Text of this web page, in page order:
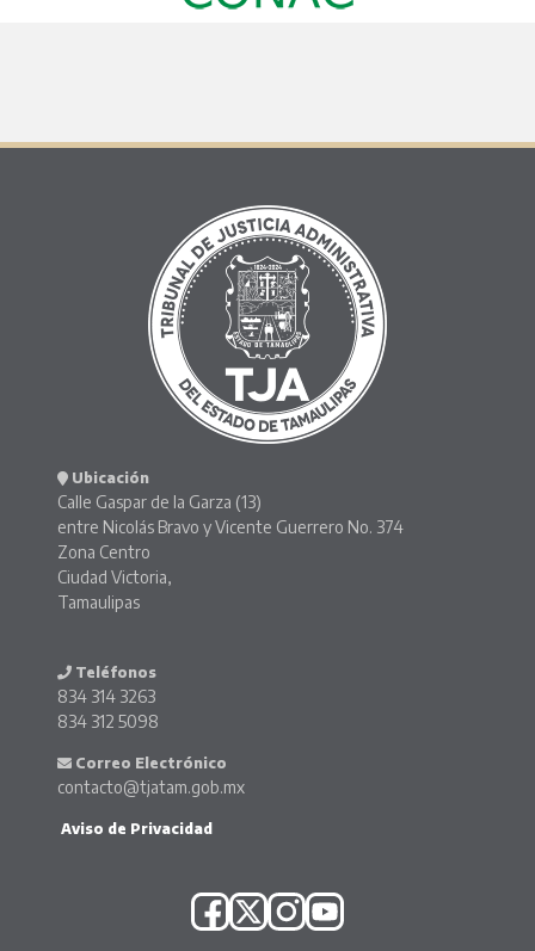
Ubicación
Calle Gaspar de la Garza (13)
entre Nicolás Bravo y Vicente Guerrero No. 374
Zona Centro
Ciudad Victoria,
Tamaulipas
Teléfonos
834 314 3263
834 312 5098
Correo Electrónico
contacto@tjatam.gob.mx
Aviso de Privacidad